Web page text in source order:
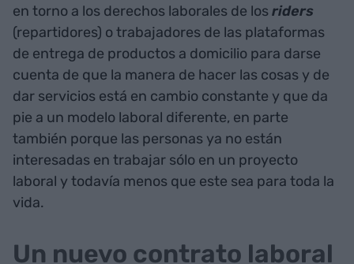
en torno a los derechos laborales de losriders
(repartidores) o trabajadores de las plataformas
de entrega de productos a domicilio para darse
cuenta de que la manera de hacer las cosas y de
dar servicios está en cambio constante y que da
pie a un modelo laboral diferente, en parte
también porque las personas ya no están
interesadas en trabajar sólo en un proyecto
laboral y todavía menos que este sea para toda la
vida.
Un nuevo contrato laboral